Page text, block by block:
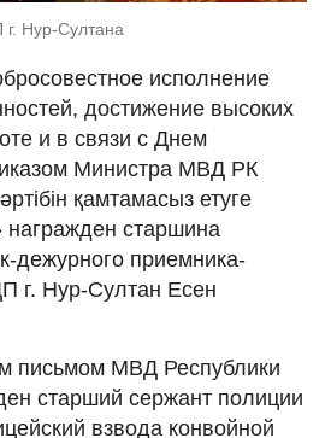
Нур-Султана
исполнение
достижение высоких
и в связи с Днем
Министра МВД РК
қамтамасыз етуге
награжден старшина
дежурного приемника-
г. Нур-Султан Есен
письмом МВД Республики
старший сержант полиции
взвода конвойной